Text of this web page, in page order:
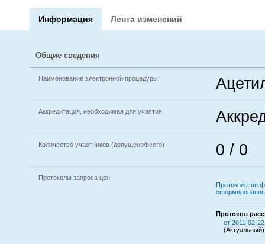
Информация Лента изменений
Общие сведения
Наименование электронной процедуры
Аккредитация, необходимая для участия
Количество участников (допущено/всего) 0 / 0
Протоколы запроса цен
Протоколы по
Протокол
от 2011-02-
(Актуальный)